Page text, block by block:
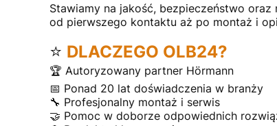
Stawiamy na jakość, bezpieczeństwo
od pierwszego kontaktu aż po montaż i
⭐ DLACZEGO OLB24?
🏆 Autoryzowany partner Hörmann
📅 Ponad 20 lat doświadczenia w branży
🔧 Profesjonalny montaż i serwis
🤝 Pomoc w doborze odpowiednich